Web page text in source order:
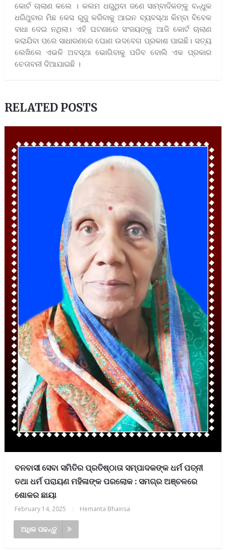
କୋର୍ଟ ଚାଲାଣ କଲେ । କଲମ ଧରୁଥିବା ଜଣେ ସାମ୍ବାଦିକଙ୍କୁ ବନ୍ଧୁକ
ଧରିଥୁବାର ମିଛ କେସ ରୁଜୁ କରିବାକୁ ଆଇନ ବ୍ୟବସ୍ଥା କିମ୍ବା ବିବେକ
ବାଧା ଦେଇ ନଥିଲା। ଏହି ଘଟଣାରେ ସଂଜୟଙ୍କୁ ଆଜି କୋର୍ଟ ଚାଲାଣ
କରାଯିବା ପରେ ସାଧାରଣରେ ଘୋଣ ଉଦବେଗ ପ୍ରକାଶ ପାଇଛି। ସତ୍ୟ
ଲେଖିଲେ ଏଭଳି ଅବସ୍ଥା ଭୋଗିବାକୁ ପଡିବ ବୋଲି ଏକ ପ୍ରକାର
ଚେତାବନୀ ଦିଆଯାଇଛି ।
RELATED POSTS
ବନବାସୀ ସେବା ସମିତିର ପ୍ରତିଷ୍ଠାତା ସମ୍ପାଦକଙ୍କ ଧର୍ମ ପତ୍ନୀ
ତଥା ଧର୍ମ ପରାୟଣ ମହିଳାଙ୍କ ପରଲୋକ : ସମଗ୍ର ଅଞ୍ଚଳରେ
ଶୋକର ଛାୟା
February 14, 2025 Hemanta Bhainsa
ଅଧିକ ପଢନ୍ତୁ